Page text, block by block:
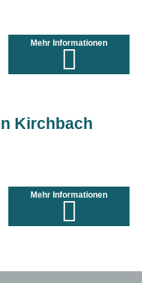
Mehr Informationen
Kirchbach
Mehr Informationen